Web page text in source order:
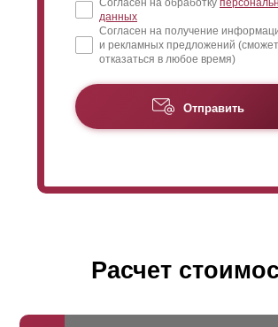
Согласен на обработку
данных
Согласен на получение
и рекламных предложений
отказаться в любое время)
Отправить
Расчет